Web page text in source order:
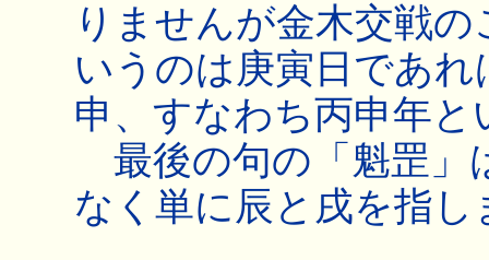
りませんが金木交戦
いうのは庚寅日であ
申、すなわち丙申年
最後の句の「魁罡」
なく単に辰と戌を指し